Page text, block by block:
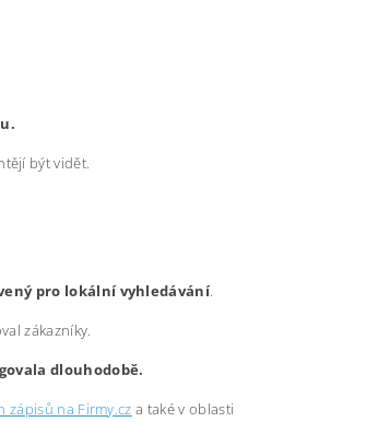
být vidět.
pro lokální vyhledávání.
zákazníky.
dlouhodobě.
zápisů na Firmy.cz a také v oblasti